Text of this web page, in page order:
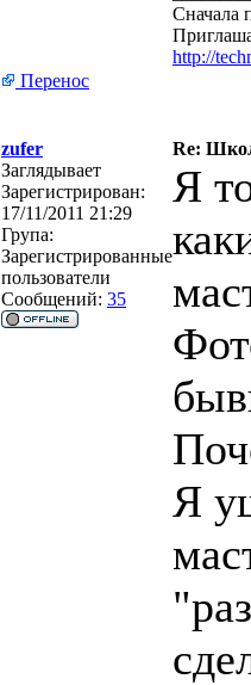
Сначала
http://
Перенос
zufer
Re:
Заглядывает
Зарегистрирован:
17/11/2011 21:29
Група:
Зарегистрированные
пользователи
Сообщений: 35
Я
Я